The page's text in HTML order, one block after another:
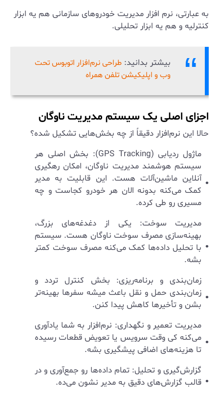
به عبارتی، نرم افزار مدیریت خودروهای سازمانی هم یه ابزار
کنترلیه و هم یه ابزار تحلیلی.
بیشتر بدانید: طراحی نرم‌افزار اتوبوس تحت
وب و اپلیکیشن تلفن همراه
اجزای اصلی یک سیستم مدیریت ناوگان
حالا این نرم‌افزار دقیقاً از چه بخش‌هایی تشکیل شده؟
ماژول ردیابی (GPS Tracking): بخش اصلی هر
سیستم هوشمند مدیریت ناوگان، امکان رهگیری
آنلاین ماشین‌آلات هست. این قابلیت به مدیر
کمک می‌کنه بدونه الان هر خودرو کجاست و چه
مسیری رو طی کرده.
مدیریت سوخت: یکی از دغدغه‌های بزرگ،
بهینه‌سازی مصرف سوخت ناوگان هست. سیستم
با تحلیل داده‌ها کمک می‌کنه مصرف سوخت کمتر
بشه.
زمان‌بندی و برنامه‌ریزی: بخش کنترل تردد و
زمان‌بندی حمل و نقل باعث میشه سفرها بهینه‌تر
بشن و تأخیرها کاهش پیدا کنن.
مدیریت تعمیر و نگهداری: نرم‌افزار به شما یادآوری
می‌کنه کی وقت سرویس یا تعویض قطعات رسیده
تا هزینه‌های اضافی پیشگیری بشه.
گزارش‌گیری و تحلیل: تمام داده‌ها رو جمع‌آوری و در
قالب گزارش‌های دقیق به مدیر نشون می‌ده.